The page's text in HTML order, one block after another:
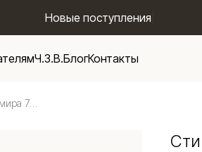
Новы|
Ч.З.В.БлогКонтакты